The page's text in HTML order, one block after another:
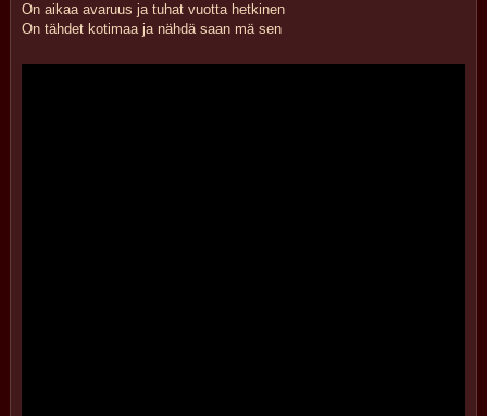
On aikaa avaruus ja tuhat vuotta hetkinen
On tähdet kotimaa ja nähdä saan mä sen